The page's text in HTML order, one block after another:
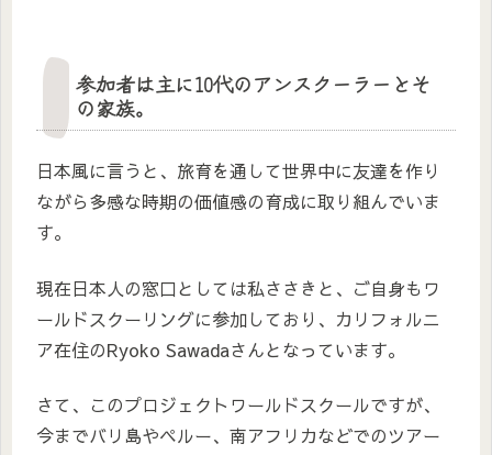
参加者は主に10代のアンスクーラーとそ
の家族。
日本風に言うと、旅育を通して世界中に友達を作り
ながら多感な時期の価値感の育成に取り組んでいま
す。
現在日本人の窓口としては私ささきと、ご自身もワ
ールドスクーリングに参加しており、カリフォルニ
ア在住のRyoko Sawadaさんとなっています。
さて、このプロジェクトワールドスクールですが、
今までバリ島やペルー、南アフリカなどでのツアー